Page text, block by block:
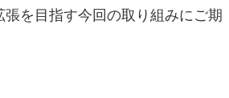
PROJECT]